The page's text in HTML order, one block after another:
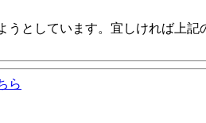
うとしています。宜しければ上
ら